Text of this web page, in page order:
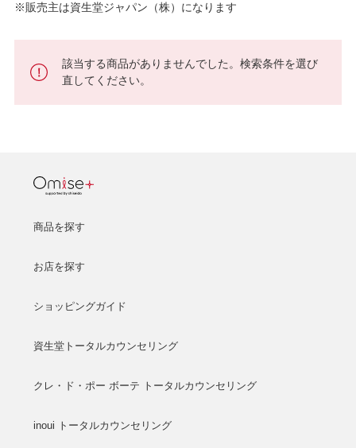
※販売主は資生堂ジャパン（株）になります
該当する商品がありませんでした。検索条件を選び
直してください。
商品を探す
お店を探す
ショッピングガイド
資生堂トータルカウンセリング
クレ・ド・ポー ボーテ トータルカウンセリング
inoui トータルカウンセリング